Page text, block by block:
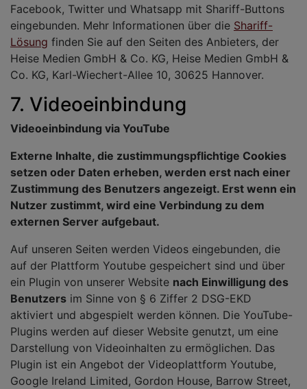
Facebook, Twitter und Whatsapp mit Shariff-Buttons
eingebunden. Mehr Informationen über die Shariff-
Lösung finden Sie auf den Seiten des Anbieters, der
Heise Medien GmbH & Co. KG, Heise Medien GmbH &
Co. KG, Karl-Wiechert-Allee 10, 30625 Hannover.
7. Videoeinbindung
Videoeinbindung via YouTube
Externe Inhalte, die zustimmungspflichtige Cookies
setzen oder Daten erheben, werden erst nach einer
Zustimmung des Benutzers angezeigt. Erst wenn ein
Nutzer zustimmt, wird eine Verbindung zu dem
externen Server aufgebaut.
Auf unseren Seiten werden Videos eingebunden, die
auf der Plattform Youtube gespeichert sind und über
ein Plugin von unserer Website nach Einwilligung des
Benutzers im Sinne von § 6 Ziffer 2 DSG-EKD
aktiviert und abgespielt werden können. Die YouTube-
Plugins werden auf dieser Website genutzt, um eine
Darstellung von Videoinhalten zu ermöglichen. Das
Plugin ist ein Angebot der Videoplattform Youtube,
Google Ireland Limited, Gordon House, Barrow Street,